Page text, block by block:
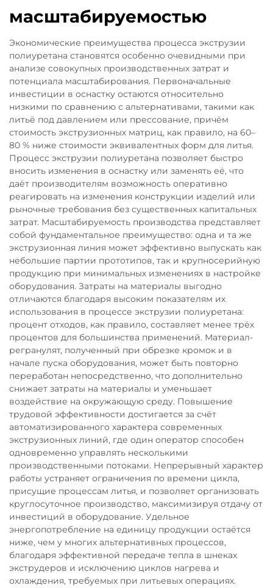
масштабируемостью
Экономические преимущества процесса экструзии
полиуретана становятся особенно очевидными при
анализе совокупных производственных затрат и
потенциала масштабирования. Первоначальные
инвестиции в оснастку остаются относительно
низкими по сравнению с альтернативами, такими как
литьё под давлением или прессование, причём
стоимость экструзионных матриц, как правило, на 60–
80 % ниже стоимости эквивалентных форм для литья.
Процесс экструзии полиуретана позволяет быстро
вносить изменения в оснастку или заменять её, что
даёт производителям возможность оперативно
реагировать на изменения конструкции изделий или
рыночные требования без существенных капитальных
затрат. Масштабируемость производства представляет
собой фундаментальное преимущество: одна и та же
экструзионная линия может эффективно выпускать как
небольшие партии прототипов, так и крупносерийную
продукцию при минимальных изменениях в настройке
оборудования. Затраты на материалы выгодно
отличаются благодаря высоким показателям их
использования в процессе экструзии полиуретана:
процент отходов, как правило, составляет менее трёх
процентов для большинства применений. Материал-
регранулят, полученный при обрезке кромок и в
начале пуска оборудования, может быть повторно
переработан непосредственно, что дополнительно
снижает затраты на материалы и уменьшает
воздействие на окружающую среду. Повышение
трудовой эффективности достигается за счёт
автоматизированного характера современных
экструзионных линий, где один оператор способен
одновременно управлять несколькими
производственными потоками. Непрерывный характер
работы устраняет ограничения по времени цикла,
присущие процессам литья, и позволяет организовать
круглосуточное производство, максимизируя отдачу от
инвестиций в оборудование. Удельное
энергопотребление на единицу продукции остаётся
ниже, чем у многих альтернативных процессов,
благодаря эффективной передаче тепла в шнеках
экструдеров и исключению циклов нагрева и
охлаждения, требуемых при литьевых операциях.